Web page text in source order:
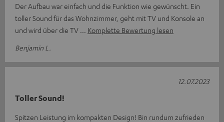
Der Aufbau war einfach und die Funktion wie gewünscht. Ein
toller Sound für das Wohnzimmer, geht mit TV und Konsole an
und wird über die TV
Komplette Bewertung lesen
Benjamin L.
Toller Sound!
Spitzen Leistung im kompakten Design! Bin rundum zufrieden
12.07.2023